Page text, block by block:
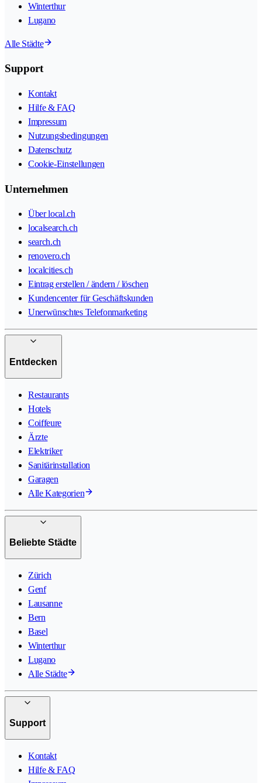
Winterthur
Lugano
Alle Städte
Support
Kontakt
Hilfe & FAQ
Impressum
Nutzungsbedingungen
Datenschutz
Cookie-Einstellungen
Unternehmen
Über local.ch
localsearch.ch
search.ch
renovero.ch
localcities.ch
Eintrag erstellen / ändern / löschen
Kundencenter für Geschäftskunden
Unerwünschtes Telefonmarketing
Entdecken
Restaurants
Hotels
Coiffeure
Ärzte
Elektriker
Sanitärinstallation
Garagen
Alle Kategorien
Beliebte Städte
Zürich
Genf
Lausanne
Bern
Basel
Winterthur
Lugano
Alle Städte
Support
Kontakt
Hilfe & FAQ